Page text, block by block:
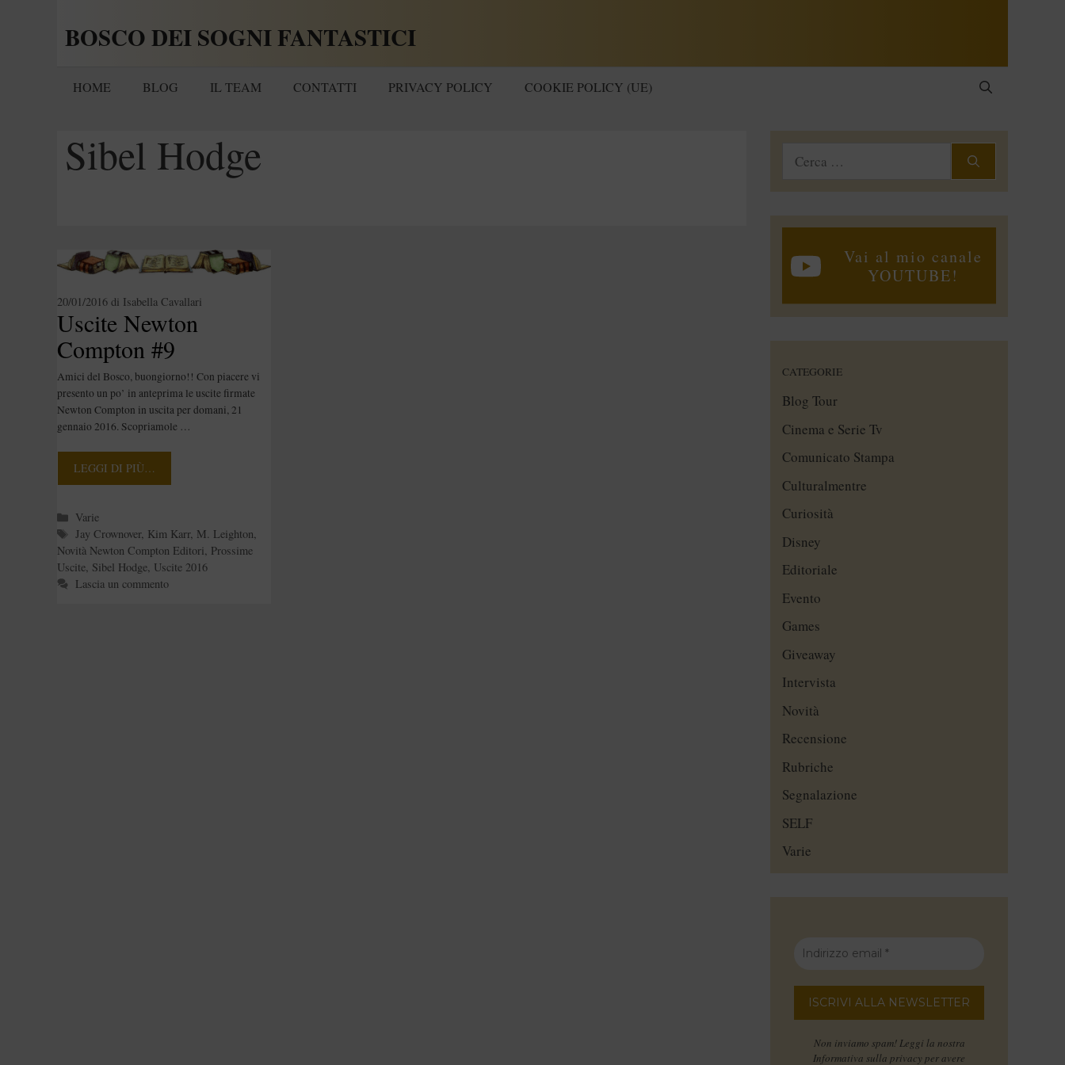
BOSCO DEI SOGNI FANTASTICI
HOME BLOG IL TEAM CONTATTI PRIVACY POLICY COOKIE POLICY (UE)
Sibel Hodge
Uscite Newton
Compton #9
20/01/2016 di Isabella Cavallari
Amici del Bosco, buongiorno!! Con piacere vi
presento un po’ in anteprima le uscite firmate
Newton Compton in uscita per domani, 21
gennaio 2016. Scopriamole …
LEGGI DI PIÙ…
Categorie
Varie
Tag
Jay Crownover, Kim Karr, M. Leighton,
Novità Newton Compton Editori, Prossime
Uscite, Sibel Hodge, Uscite 2016
Lascia un commento
Ricerca
Vai al mio canale
YOUTUBE!
CATEGORIE
Blog Tour
Cinema e Serie Tv
Comunicato Stampa
Culturalmentre
Curiosità
Disney
Editoriale
Evento
Games
Giveaway
Intervista
Novità
Recensione
Rubriche
Segnalazione
SELF
Varie
Non inviamo spam! Leggi la nostra
Informativa sulla privacy per avere